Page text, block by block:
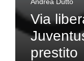
Via
prestito